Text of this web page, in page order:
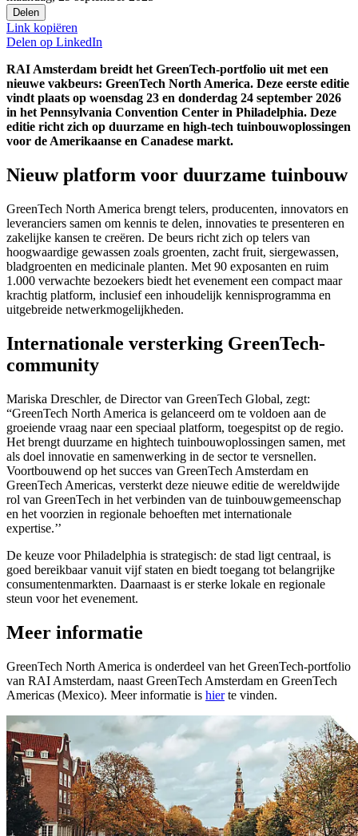
Delen
Link kopiëren
Delen op LinkedIn
RAI Amsterdam breidt het GreenTech-portfolio uit met een
nieuwe vakbeurs: GreenTech North America. Deze eerste editie
vindt plaats op woensdag 23 en donderdag 24 september 2026
in het Pennsylvania Convention Center in Philadelphia. Deze
editie richt zich op duurzame en high-tech tuinbouwoplossingen
voor de Amerikaanse en Canadese markt.
Nieuw platform voor duurzame tuinbouw
GreenTech North America brengt telers, producenten, innovators en
leveranciers samen om kennis te delen, innovaties te presenteren en
zakelijke kansen te creëren. De beurs richt zich op telers van
hoogwaardige gewassen zoals groenten, zacht fruit, siergewassen,
bladgroenten en medicinale planten. Met 90 exposanten en ruim
1.000 verwachte bezoekers biedt het evenement een compact maar
krachtig platform, inclusief een inhoudelijk kennisprogramma en
uitgebreide netwerkmogelijkheden.
Internationale versterking GreenTech-
community
Mariska Dreschler, de Director van GreenTech Global, zegt:
“GreenTech North America is gelanceerd om te voldoen aan de
groeiende vraag naar een speciaal platform, toegespitst op de regio.
Het brengt duurzame en hightech tuinbouwoplossingen samen, met
als doel innovatie en samenwerking in de sector te versnellen.
Voortbouwend op het succes van GreenTech Amsterdam en
GreenTech Americas, versterkt deze nieuwe editie de wereldwijde
rol van GreenTech in het verbinden van de tuinbouwgemeenschap
en het voorzien in regionale behoeften met internationale
expertise.’’
De keuze voor Philadelphia is strategisch: de stad ligt centraal, is
goed bereikbaar vanuit vijf staten en biedt toegang tot belangrijke
consumentenmarkten. Daarnaast is er sterke lokale en regionale
steun voor het evenement.
Meer informatie
GreenTech North America is onderdeel van het GreenTech-portfolio
van RAI Amsterdam, naast GreenTech Amsterdam en GreenTech
Americas (Mexico). Meer informatie is hierte vinden.